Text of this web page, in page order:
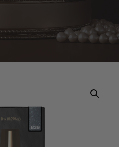
839 UV Gel Polish Makear